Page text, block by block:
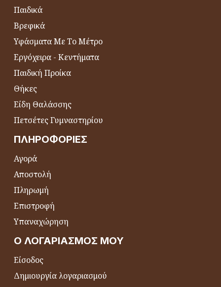
Παιδικά
Βρεφικά
Υφάσματα Με Το Μέτρο
Εργόχειρα - Κεντήματα
Παιδική Προίκα
Θήκες
Είδη Θαλάσσης
Πετσέτες Γυμναστηρίου
ΠΛΗΡΟΦΟΡΊΕΣ
Αγορά
Αποστολή
Πληρωμή
Επιστροφή
Υπαναχώρηση
Ο ΛΟΓΑΡΙΑΣΜΌΣ ΜΟΥ
Είσοδος
Δημιουργία λογαριασμού